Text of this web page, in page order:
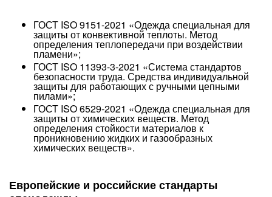
ГОСТ ISO 9151-2021 «Одежда специальная для
защиты от конвективной теплоты. Метод
определения теплопередачи при воздействии
пламени»;
ГОСТ ISO 11393-3-2021 «Система стандартов
безопасности труда. Средства индивидуальной
защиты для работающих с ручными цепными
пилами»;
ГОСТ ISO 6529-2021 «Одежда специальная для
защиты от химических веществ. Метод
определения стойкости материалов к
проникновению жидких и газообразных
химических веществ».
Европейские и российские стандарты